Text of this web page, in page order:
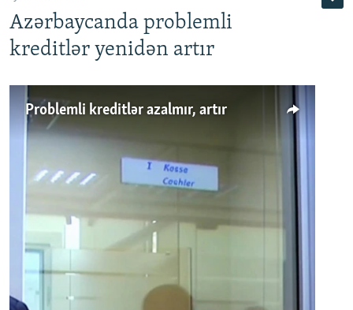
Azərbaycanda problemli
kreditlər yenidən artır
Problemli kreditlər azalmır, artır